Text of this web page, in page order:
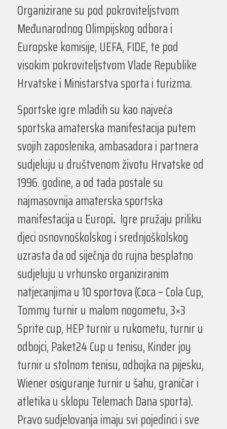
Organizirane su pod pokroviteljstvom
Međunarodnog Olimpijskog odbora i
Europske komisije, UEFA, FIDE, te pod
visokim pokroviteljstvom Vlade Republike
Hrvatske i Ministarstva sporta i turizma.
Sportske igre mladih su kao najveća
sportska amaterska manifestacija putem
svojih zaposlenika, ambasadora i partnera
sudjeluju u društvenom životu Hrvatske od
1996. godine, a od tada postale su
najmasovnija amaterska sportska
manifestacija u Europi. Igre pružaju priliku
djeci osnovnoškolskog i srednjoškolskog
uzrasta da od siječnja do rujna besplatno
sudjeluju u vrhunsko organiziranim
natjecanjima u 10 sportova (Coca – Cola Cup,
Tommy turnir u malom nogometu, 3×3
Sprite cup, HEP turnir u rukometu, turnir u
odbojci, Paket24 Cup u tenisu, Kinder joy
turnir u stolnom tenisu, odbojka na pijesku,
Wiener osiguranje turnir u šahu, graničar i
atletika u sklopu Telemach Dana sporta).
Pravo sudjelovanja imaju svi pojedinci i sve